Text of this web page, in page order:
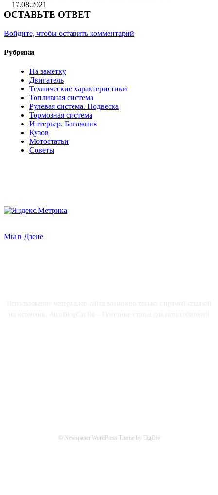
17.08.2021
ОСТАВЬТЕ ОТВЕТ
Войдите, чтобы оставить комментарий
Рубрики
На заметку
Двигатель
Технические характеристики
Топливная система
Рулевая система. Подвеска
Тормозная система
Интерьер. Багажник
Кузов
Мотостатьи
Советы
Мы в Дзене
© Newspaper WordPress Theme by TagDiv